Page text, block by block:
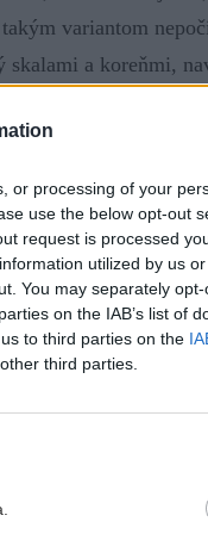
or processing of your
use the below opt-out
request is processed
utilized by us
You may separately
on the IAB’s list of
to third parties on the
third parties.
variantom
skalami a koreňmi,
nadával a
náhľad mapy, ak
asi troch